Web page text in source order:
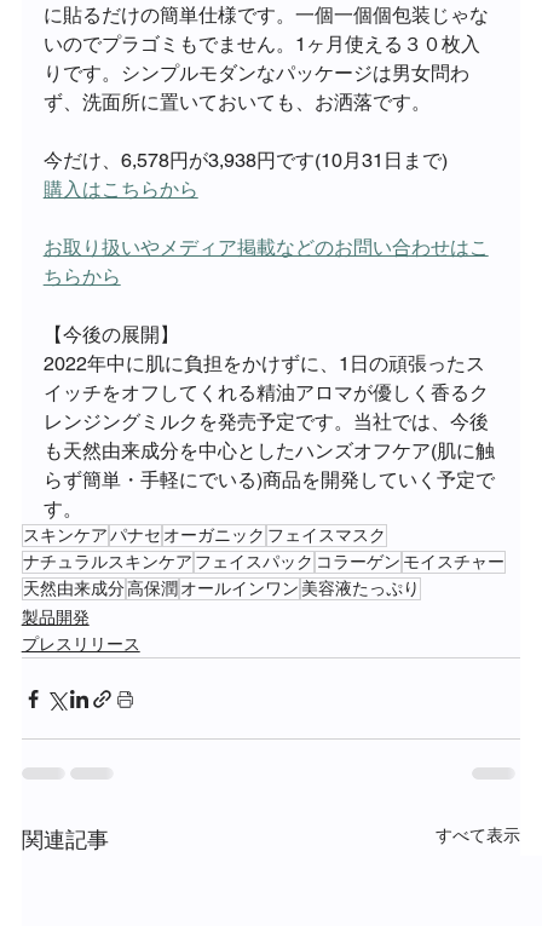
に貼るだけの簡単仕様です。一個一個個包装じゃな
いのでプラゴミもでません。1ヶ月使える３０枚入
りです。シンプルモダンなパッケージは男女問わ
ず、洗面所に置いておいても、お洒落です。
今だけ、6,578円が3,938円です(10月31日まで)
購入はこちらから
お取り扱いやメディア掲載などのお問い合わせはこ
ちらから
【今後の展開】
2022年中に肌に負担をかけずに、1日の頑張ったス
イッチをオフしてくれる精油アロマが優しく香るク
レンジングミルクを発売予定です。当社では、今後
も天然由来成分を中心としたハンズオフケア(肌に触
らず簡単・手軽にでいる)商品を開発していく予定で
す。
スキンケアパナセ オーガニック フェイスマスク
ナチュラルスキンケア フェイスパック コラーゲン モイスチャー
天然由来成分高保潤 オールインワン 美容液たっぷり
製品開発
プレスリリース
関連記事 すべて表示